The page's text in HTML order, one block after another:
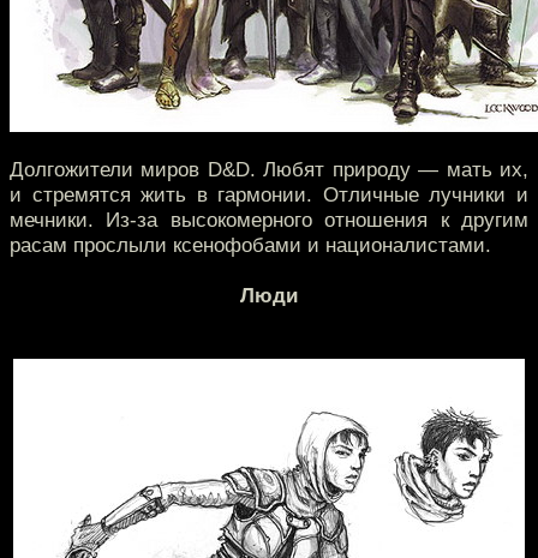
Долгожители миров D&D. Любят природу — мать их,
и стремятся жить в гармонии. Отличные лучники и
мечники. Из-за высокомерного отношения к другим
расам прослыли ксенофобами и националистами.
Люди